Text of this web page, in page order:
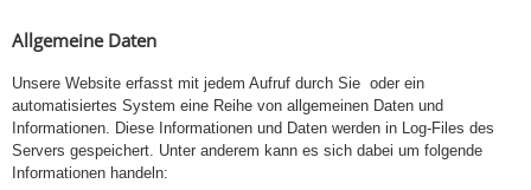
Allgemeine Daten
Unsere Website erfasst mit jedem Aufruf durch Sie oder ein
automatisiertes System eine Reihe von allgemeinen Daten und
Informationen. Diese Informationen und Daten werden in Log-Files des
Servers gespeichert. Unter anderem kann es sich dabei um folgende
Informationen handeln: